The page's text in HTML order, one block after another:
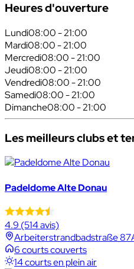
Heures d'ouverture
Lundi08:00 - 21:00
Mardi08:00 - 21:00
Mercredi08:00 - 21:00
Jeudi08:00 - 21:00
Vendredi08:00 - 21:00
Samedi08:00 - 21:00
Dimanche08:00 - 21:00
Les meilleurs clubs et
Padeldome Alte Donau
4.9 (514 avis)
Arbeiterstrandbadstraße
6 courts couverts
14 courts en plein air